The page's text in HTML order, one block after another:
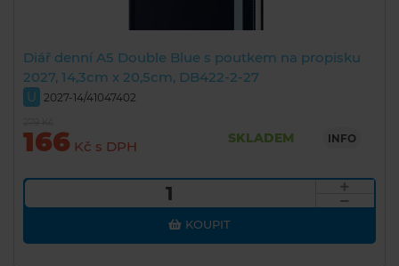
Diář denní A5 Double Blue s poutkem na propisku
2027, 14,3cm x 20,5cm, DB422-2-27
U 2027-14/41047402
166 Kč s DPH
SKLADEM INFO
KOUPIT